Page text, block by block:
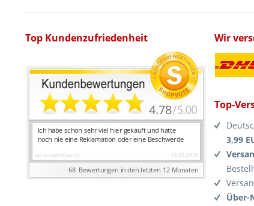
Top Kundenzufriedenheit Wir
Top-
3,99
Über-